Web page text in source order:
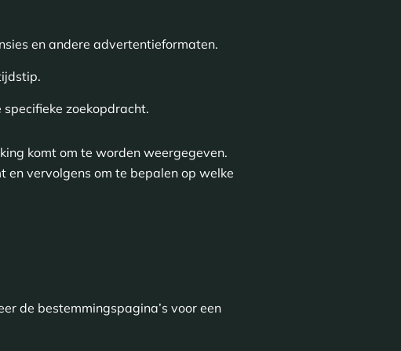
en andere advertentieformaten.
zoekopdracht.
komt om te worden weergegeven.
vervolgens om te bepalen op welke
de bestemmingspagina’s voor een